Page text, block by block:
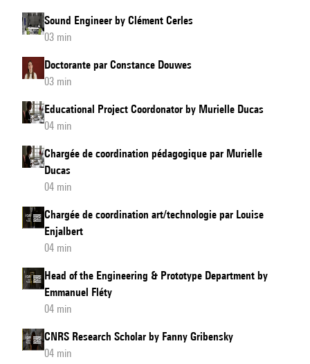
Sound Engineer by Clément Cerles
03 min
Doctorante par Constance Douwes
03 min
Educational Project Coordonator by Murielle Ducas
04 min
Chargée de coordination pédagogique par Murielle
Ducas
04 min
Chargée de coordination art/technologie par Louise
Enjalbert
04 min
Head of the Engineering & Prototype Department by
Emmanuel Fléty
04 min
CNRS Research Scholar by Fanny Gribensky
04 min